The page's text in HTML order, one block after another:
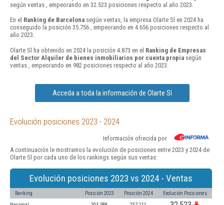
según ventas , empeorando en 32.523 posiciones respecto al año 2023.
En el Ranking de Barcelona según ventas, la empresa Olarte Sl en 2024 ha
conseguido la posición 35.756 , empeorando en 4.656 posiciones respecto al
año 2023.
Olarte Sl ha obtenido en 2024 la posición 4.873 en el Ranking de Empresas
del Sector Alquiler de bienes inmobiliarios por cuenta propia según
ventas , empeorando en 982 posiciones respecto al año 2023.
Acceda a toda la información de Olarte Sl
Evolución posiciones 2023 - 2024
Información ofrecida por
A continuación le mostramos la evolución de posiciones entre 2023 y 2024 de
Olarte Sl por cada uno de los rankings según sus ventas:
Evolución posiciones 2023 vs 2024 - Ventas
Ranking Posición 2023 Posición 2024 Evolución Posiciones